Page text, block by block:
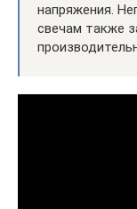
напряжения.
свечам также